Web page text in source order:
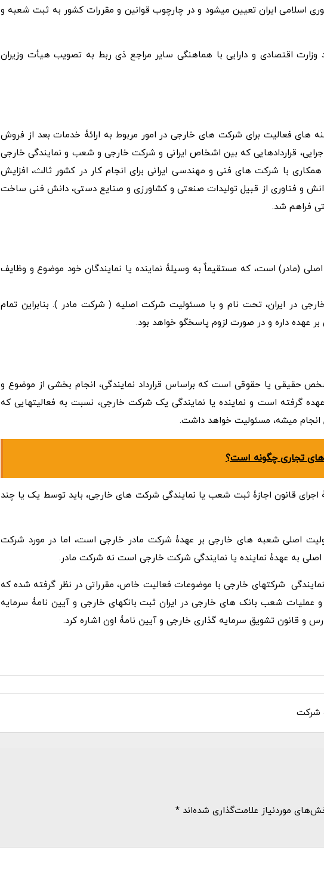
اسلامی ایران تعیین میشود و در چارچوب قوانین و مقررات کشور به ثبت شعبه و
وزارت اقتصادی و دارایی با هماهنگی سایر مراجع ذی ربط به تصویب هیأت وزیران
­های فعالیت برای شرکت­ های خارجی در امور مربوط به ارائۀ خدمات بعد از فروش
قراردادهایی که بین اشخاص ایرانی و شرکت خارجی و شعب و نمایندگی خارجی
با شرکت­ های فنی و مهندسی ایرانی برای انجام کار در کشور ثالث، افزایش
و فناوری از قبیل تولیدات صنعتی و کشاورزی و صنایع دستی، دانش فنی ساخت
فراهم شد.
(مادر) است، که مستقیماٌ به وسیلۀ نماینده یا نمایندگان خود موضوع و وظایف
در ایران، تحت نام و با مسئولیت شرکت اصلیه ( شرکت مادر ). بنابراین تمام
عهده داره و در صورت لزوم پاسخگو خواهد بود.
حقیقی یا حقوقی است که براساس قرارداد نمایندگی، انجام بخشی از موضوع و
گرفته است و نماینده یا نمایندگی یک شرکت خارجی، نسبت به فعالیت­هایی که
میشه، مسئولیت خواهد داشت.
تجاری چگونه است؟
اجرای قانون اجازۀ ثبت شعب یا نمایندگی شرکت­ های خارجی، باید توسط یک یا چند
اصلی شعبه­ های خارجی بر عهدۀ شرکت مادر خارجی است، اما در مورد شرکت
به عهدۀ نماینده یا نمایندگی شرکت خارجی است نه شرکت مادر.
شرکت­های خارجی با موضوعات فعالیت­ خاص، مقرراتی در نظر گرفته شده که
عملیات شعب بانک­ های خارجی در ایران ثبت بانک­های خارجی و آیین نامۀ سرمایه
و قانون تشویق سرمایه گذاری خارجی و آیین نامۀ اون اشاره کرد.
شرکت
موردنیاز علامت‌گذاری شده‌اند *